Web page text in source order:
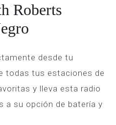
Roberts
desde tu
todas tus estaciones de
y lleva esta radio
a su opción de batería y